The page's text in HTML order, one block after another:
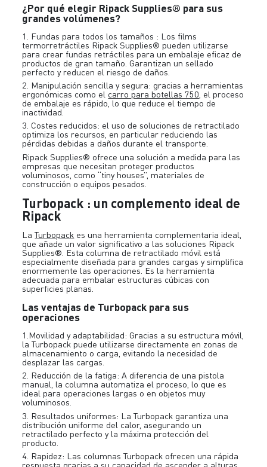
¿Por qué elegir Ripack Supplies® para sus
grandes volúmenes?
1. Fundas para todos los tamaños : Los films
termorretráctiles Ripack Supplies® pueden utilizarse
para crear fundas retráctiles para un embalaje eficaz de
productos de gran tamaño. Garantizan un sellado
perfecto y reducen el riesgo de daños.
2. Manipulación sencilla y segura: gracias a herramientas
ergonómicas como el carro para botellas 750 , el proceso
de embalaje es rápido, lo que reduce el tiempo de
inactividad.
3. Costes reducidos: el uso de soluciones de retractilado
optimiza los recursos, en particular reduciendo las
pérdidas debidas a daños durante el transporte.
Ripack Supplies® ofrece una solución a medida para las
empresas que necesitan proteger productos
voluminosos, como “tiny houses”, materiales de
construcción o equipos pesados.
Turbopack : un complemento ideal de
Ripack
LaTurbopack es una herramienta complementaria ideal,
que añade un valor significativo a las soluciones Ripack
Supplies®. Esta columna de retractilado móvil está
especialmente diseñada para grandes cargas y simplifica
enormemente las operaciones. Es la herramienta
adecuada para embalar estructuras cúbicas con
superficies planas.
Las ventajas de Turbopack para sus
operaciones
1.Movilidad y adaptabilidad: Gracias a su estructura móvil,
la Turbopack puede utilizarse directamente en zonas de
almacenamiento o carga, evitando la necesidad de
desplazar las cargas.
2. Reducción de la fatiga: A diferencia de una pistola
manual, la columna automatiza el proceso, lo que es
ideal para operaciones largas o en objetos muy
voluminosos.
3. Resultados uniformes: La Turbopack garantiza una
distribución uniforme del calor, asegurando un
retractilado perfecto y la máxima protección del
producto.
4. Rapidez: Las columnas Turbopack ofrecen una rápida
respuesta gracias a su capacidad de ascender a alturas